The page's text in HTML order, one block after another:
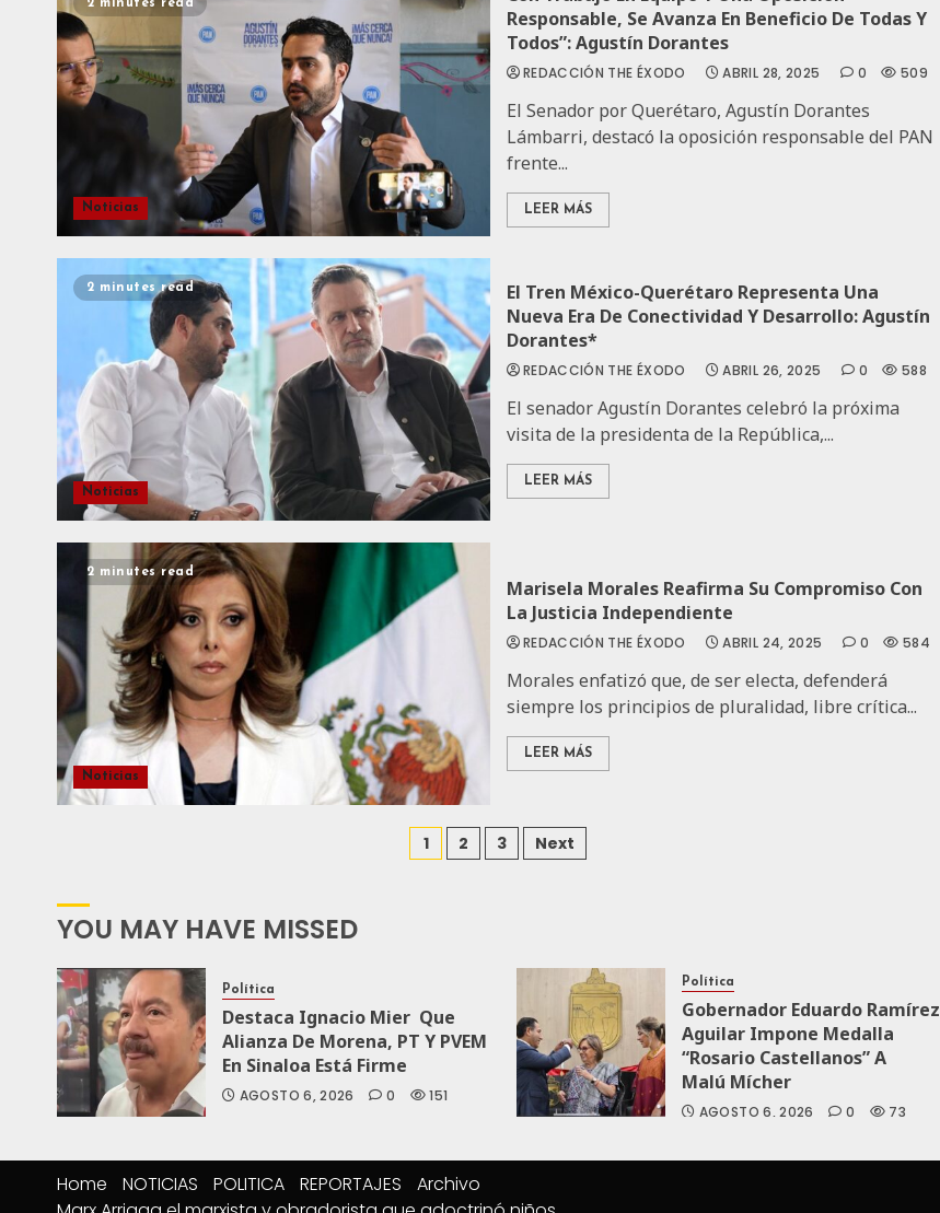
2 minutes read
Noticias
Responsable, Se Avanza En Beneficio De Todas Y
Todos”: Agustín Dorantes
REDACCIÓN THE ÉXODO ABRIL 28, 2025 0 509
El Senador por Querétaro, Agustín Dorantes
Lámbarri, destacó la oposición responsable del PAN
frente...
LEER MÁS
2 minutes read
Noticias
El Tren México-Querétaro Representa Una
Nueva Era De Conectividad Y Desarrollo: Agustín
Dorantes*
REDACCIÓN THE ÉXODO ABRIL 26, 2025 0 588
El senador Agustín Dorantes celebró la próxima
visita de la presidenta de la República,...
LEER MÁS
2 minutes read
Noticias
Marisela Morales Reafirma Su Compromiso Con
La Justicia Independiente
REDACCIÓN THE ÉXODO ABRIL 24, 2025 0 584
Morales enfatizó que, de ser electa, defenderá
siempre los principios de pluralidad, libre crítica...
LEER MÁS
1 2 3 Next
YOU MAY HAVE MISSED
Política
Destaca Ignacio Mier Que
Alianza De Morena, PT Y PVEM
En Sinaloa Está Firme
AGOSTO 6, 2026 0 151
Política
Gobernador Eduardo Ramírez
Aguilar Impone Medalla
“Rosario Castellanos” A
Malú Mícher
AGOSTO 6, 2026 0 73
Home NOTICIAS POLITICA REPORTAJES
Archivo